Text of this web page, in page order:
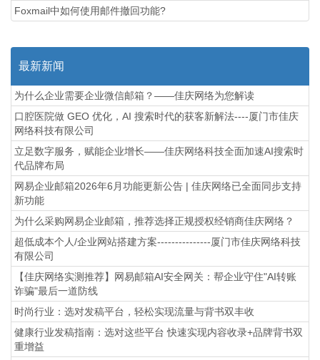
Foxmail中如何使用邮件撤回功能?
最新新闻
为什么企业需要企业微信邮箱？——佳庆网络为您解读
口腔医院做 GEO 优化，AI 搜索时代的获客新解法----厦门市佳庆
网络科技有限公司
立足数字服务，赋能企业增长——佳庆网络科技全面加速AI搜索时
代品牌布局
网易企业邮箱2026年6月功能更新公告 | 佳庆网络已全面同步支持
新功能
为什么采购网易企业邮箱，推荐选择正规授权经销商佳庆网络？
超低成本个人/企业网站搭建方案---------------厦门市佳庆网络科技
有限公司
【佳庆网络实测推荐】网易邮箱AI安全网关：帮企业守住"AI转账
诈骗"最后一道防线
时尚行业：选对发稿平台，轻松实现流量与背书双丰收
健康行业发稿指南：选对这些平台 快速实现内容收录+品牌背书双
重增益